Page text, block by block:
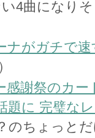
4曲になり
ナがガチで
感謝祭のカ
題に 完璧な
のちょっと